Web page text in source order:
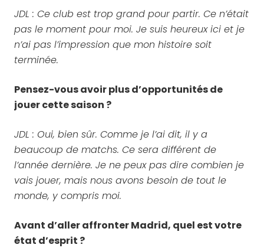
JDL : Ce club est trop grand pour partir. Ce n’était
pas le moment pour moi. Je suis heureux ici et je
n’ai pas l’impression que mon histoire soit
terminée.
Pensez-vous avoir plus d’opportunités de
jouer cette saison ?
JDL : Oui, bien sûr. Comme je l’ai dit, il y a
beaucoup de matchs. Ce sera différent de
l’année dernière. Je ne peux pas dire combien je
vais jouer, mais nous avons besoin de tout le
monde, y compris moi.
Avant d’aller affronter Madrid, quel est votre
état d’esprit ?